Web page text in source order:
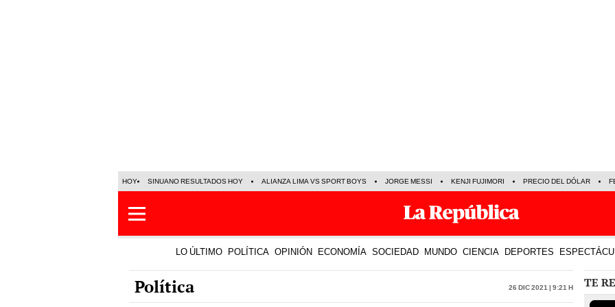
HOY SINUANO RESULTADOS HOY ALIANZA LIMA VS SPORT BOYS JORGE MESSI KENJI FUJIMORI PRECIO DEL DÓLAR
LO ÚLTIMO POLÍTICA OPINIÓN ECONOMÍA SOCIEDAD MUNDO CIENCIA DEPORTES
Política 26 Dic 2021 | 9:21 h TE